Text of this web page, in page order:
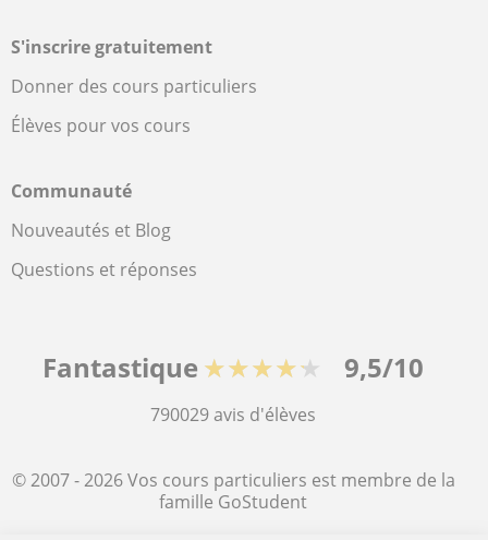
S'inscrire gratuitement
Donner des cours particuliers
Élèves pour vos cours
Communauté
Nouveautés et Blog
Questions et réponses
Fantastique ★★★★★ 9,5/10
790029avis d'élèves
© 2007 - 2026 Vos cours particuliers est membre de la
famille GoStudent